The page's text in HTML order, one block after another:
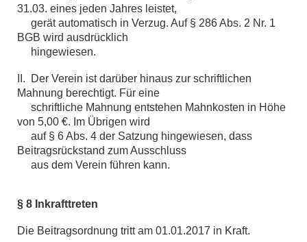
31.03. eines jeden Jahres leistet,
gerät automatisch in Verzug. Auf § 286 Abs. 2 Nr. 1
BGB wird ausdrücklich
hingewiesen.
II. Der Verein ist darüber hinaus zur schriftlichen
Mahnung berechtigt. Für eine
schriftliche Mahnung entstehen Mahnkosten in Höhe
von 5,00 €. Im Übrigen wird
auf § 6 Abs. 4 der Satzung hingewiesen, dass
Beitragsrückstand zum Ausschluss
aus dem Verein führen kann.
§ 8 Inkrafttreten
Die Beitragsordnung tritt am 01.01.2017 in Kraft.